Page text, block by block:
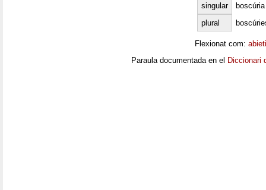
singular
boscúria
plural
Flexionat com:
Paraula documentada en el Diccionari